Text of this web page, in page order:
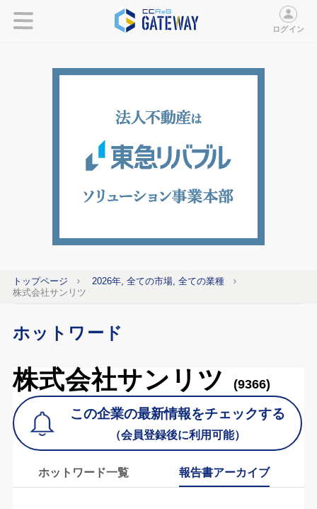
ログイン
トップページ
2026年, 全ての市場, 全ての業種
株式会社サンリツ
ホットワード
株式会社サンリツ (9366)
この企業の最新情報をチェックする
（会員登録後に利用可能）
ホットワード一覧 報告書アーカイブ